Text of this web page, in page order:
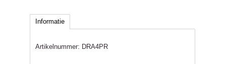
Informatie
Artikelnummer: DRA4PR